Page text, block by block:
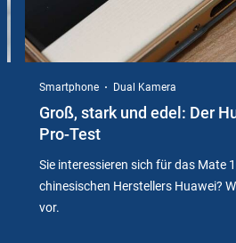
Smartphone Dual Kamera
Groß, stark und edel: Der
Pro-Test
Sie interessieren sich für das Mate
chinesischen Herstellers Huawei?
vor.